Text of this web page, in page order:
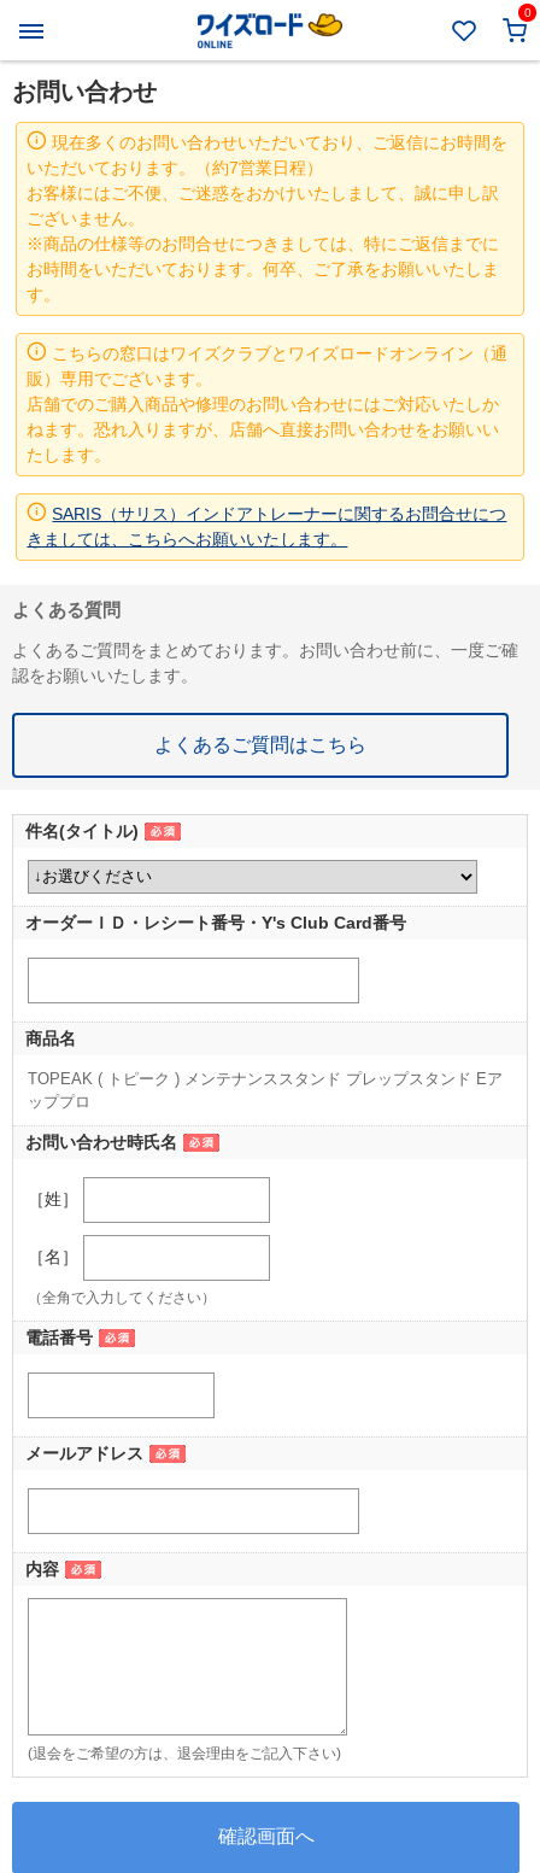
0
お問い合わせ
現在多くのお問い合わせいただいており、ご返信にお時間を
いただいております。（約7営業日程）
お客様にはご不便、ご迷惑をおかけいたしまして、誠に申し訳
ございません。
※商品の仕様等のお問合せにつきましては、特にご返信までに
お時間をいただいております。何卒、ご了承をお願いいたしま
す。
こちらの窓口はワイズクラブとワイズロードオンライン（通
販）専用でございます。
店舗でのご購入商品や修理のお問い合わせにはご対応いたしか
ねます。恐れ入りますが、店舗へ直接お問い合わせをお願いい
たします。
SARIS（サリス）インドアトレーナーに関するお問合せにつ
きましては、こちらへお願いいたします。
よくある質問
よくあるご質問をまとめております。お問い合わせ前に、一度ご確
認をお願いいたします。
よくあるご質問はこちら
件名(タイトル)
オーダーＩＤ・レシート番号・Y's Club Card番号
商品名
TOPEAK ( トピーク ) メンテナンススタンド プレップスタンド Eア
ッププロ
お問い合わせ時氏名
［姓］
［名］
（全角で入力してください）
電話番号
メールアドレス
内容
(退会をご希望の方は、退会理由をご記入下さい)